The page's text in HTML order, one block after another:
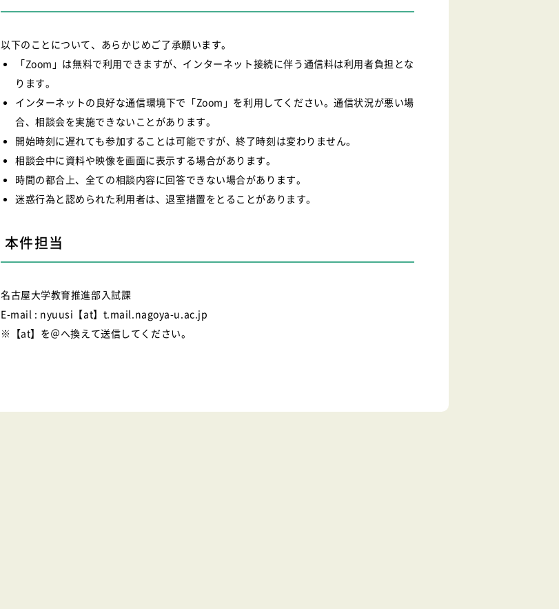
以下のことについて、あらかじめご了承願います。
「Zoom」は無料で利用できますが、インターネット接続に伴う通信料は利用者負担とな
ります。
インターネットの良好な通信環境下で「Zoom」を利用してください。通信状況が悪い場
合、相談会を実施できないことがあります。
開始時刻に遅れても参加することは可能ですが、終了時刻は変わりません。
相談会中に資料や映像を画面に表示する場合があります。
時間の都合上、全ての相談内容に回答できない場合があります。
迷惑行為と認められた利用者は、退室措置をとることがあります。
本件担当
名古屋大学教育推進部入試課
E-mail : nyuusi【at】t.mail.nagoya-u.ac.jp
※【at】を＠へ換えて送信してください。